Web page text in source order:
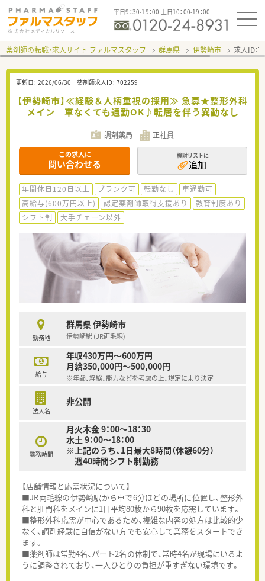
平日9：30-19：00 土日10：00-19：00
薬剤師の転職・求人サイト ファルマスタッフ 群馬県 伊勢崎市 求人ID：
更新日： 2026/06/30 薬剤師求人ID： 702259
【伊勢崎市】≪経験＆人柄重視の採用≫ 急募★整形外科
メイン 車なくても通勤OK♪転居を伴う異動なし
調剤薬局 正社員
この求人に
問い合わせる
検討リストに
追加
年間休日120日以上 ブランク可 転勤なし
車通勤可
高給与(600万円以上)
認定薬剤師取得支援あり
教育制度あり
シフト制
大手チェーン以外
勤務地
群馬県 伊勢崎市
伊勢崎駅 (JR両毛線)
給与
年収430万円～600万円
月給350,000円～500,000円
※年齢、経験、能力などを考慮の上、規定により決定
法人名
非公開
勤務時間
月火木金 9：00～18：30
水土 9：00～18：00
※上記のうち、1日最大8時間（休憩60分）
週40時間シフト制勤務
【店舗情報と応需状況について】
■JR両毛線の伊勢崎駅から車で6分ほどの場所に位置し、整形外
科と肛門科をメインに1日平均80枚から90枚を応需しています。
■整形外科応需が中心であるため、複雑な内容の処方は比較的少
なく、調剤経験に自信がない方でも安心して業務をスタートでき
ます。
■薬剤師は常勤4名、パート2名の体制で、常時4名が現場にいるよ
うに調整されており、一人ひとりの負担が重すぎない環境です。